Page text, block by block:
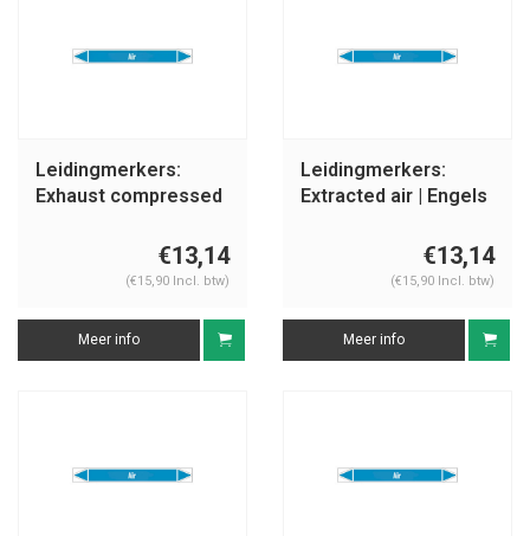
Leidingmerkers:
Exhaust compressed
€13,14
(€15,90 Incl. btw)
Meer info
Leidingmerkers:
Extracted air | Engels
€13,14
(€15,90 Incl. btw)
Meer info